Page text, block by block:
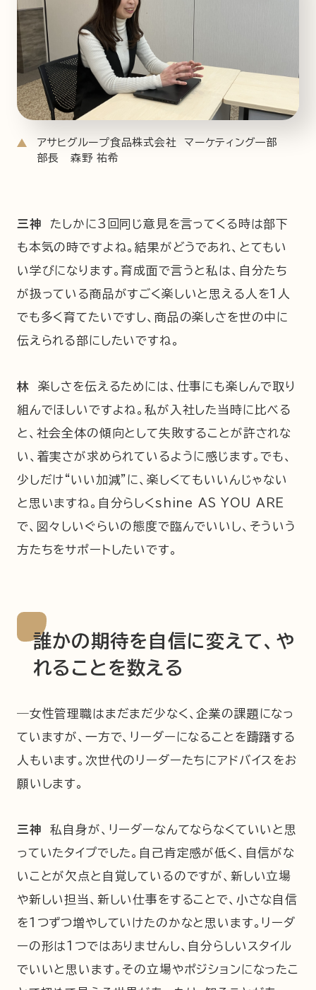
アサヒグループ食品株式会社 マーケティング一部
部長 森野 祐希
三神 たしかに3回同じ意見を言ってくる時は部下
も本気の時ですよね。結果がどうであれ、とてもい
い学びになります。育成面で言うと私は、自分たち
が扱っている商品がすごく楽しいと思える人を1人
でも多く育てたいですし、商品の楽しさを世の中に
伝えられる部にしたいですね。
林 楽しさを伝えるためには、仕事にも楽しんで取り
組んでほしいですよね。私が入社した当時に比べる
と、社会全体の傾向として失敗することが許されな
い、着実さが求められているように感じます。でも、
少しだけ“いい加減”に、楽しくてもいいんじゃない
と思いますね。自分らしくshine AS YOU ARE
で、図々しいぐらいの態度で臨んでいいし、そういう
方たちをサポートしたいです。
誰かの期待を自信に変えて、や
れることを数える
―女性管理職はまだまだ少なく、企業の課題になっ
ていますが、一方で、リーダーになることを躊躇する
人もいます。次世代のリーダーたちにアドバイスをお
願いします。
三神 私自身が、リーダーなんてならなくていいと思
っていたタイプでした。自己肯定感が低く、自信がな
いことが欠点と自覚しているのですが、新しい立場
や新しい担当、新しい仕事をすることで、小さな自信
を1つずつ増やしていけたのかなと思います。リーダ
ーの形は1つではありませんし、自分らしいスタイル
でいいと思います。その立場やポジションになったこ